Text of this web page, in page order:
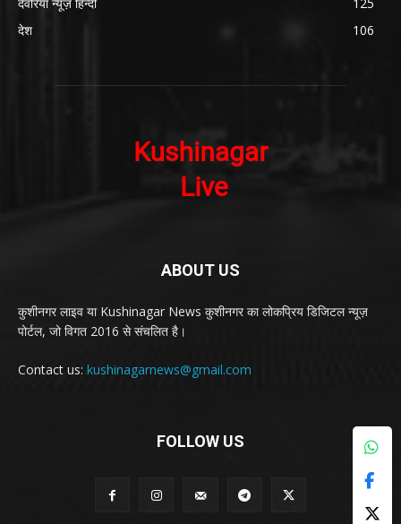
देवरिया न्यूज़ हिन्दी
125
देश
106
ABOUT US
कुशीनगर लाइव या Kushinagar News कुशीनगर का लोकप्रिय डिजिटल न्यूज़
पोर्टल, जो विगत 2016 से संचलित है।
Contact us: kushinagarnews@gmail.com
FOLLOW US